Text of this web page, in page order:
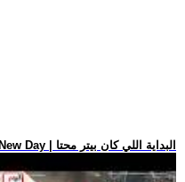
.. فيلم Spider-Man: Brand New Day | البداية اللي كان بيتر محتا